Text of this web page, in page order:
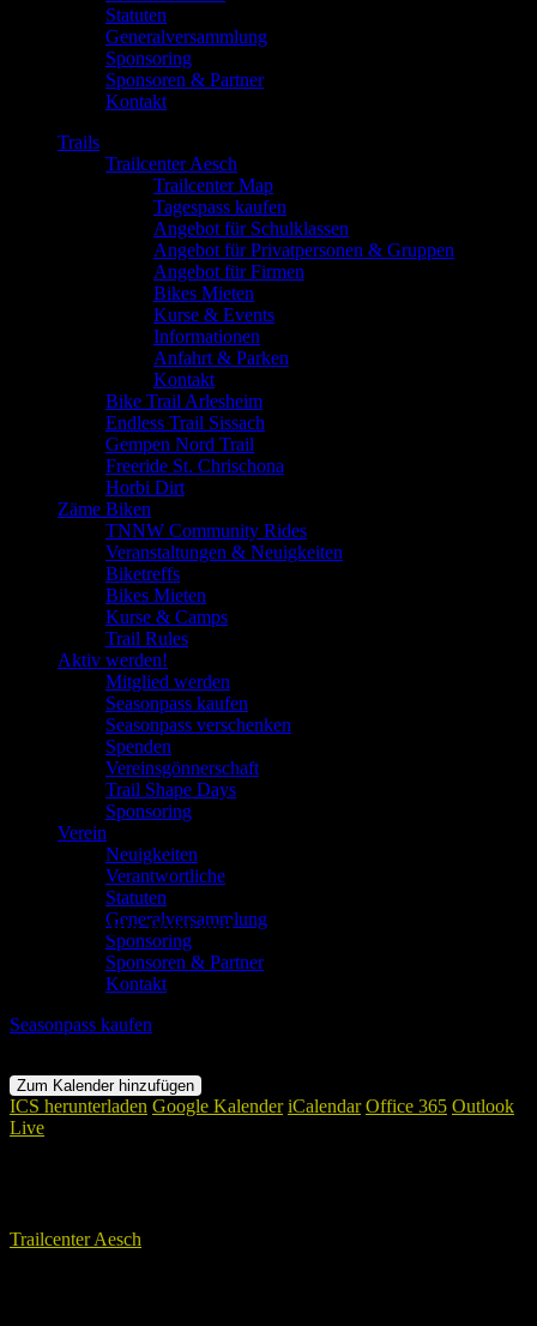
Statuten
Generalversammlung
Sponsoring
Sponsoren & Partner
Kontakt
Trails
Trailcenter Aesch
Trailcenter Map
Tagespass kaufen
Angebot für Schulklassen
Angebot für Privatpersonen & Gruppen
Angebot für Firmen
Bikes Mieten
Kurse & Events
Informationen
Anfahrt & Parken
Kontakt
Bike Trail Arlesheim
Endless Trail Sissach
Gempen Nord Trail
Freeride St. Chrischona
Horbi Dirt
Zäme Biken
TNNW Community Rides
Veranstaltungen & Neuigkeiten
Biketreffs
Bikes Mieten
Kurse & Camps
Trail Rules
Aktiv werden!
Mitglied werden
Seasonpass kaufen
Seasonpass verschenken
Spenden
Vereinsgönnerschaft
Trail Shape Days
Sponsoring
Verein
Neuigkeiten
Verantwortliche
Statuten
Generalversammlung
Sponsoring
Sponsoren & Partner
Kontakt
Seasonpass kaufen
Skills & Ride Weekend
14. Juni 2025 - 15. Juni 2025
Zum Kalender hinzufügen
ICS herunterladen Google Kalender iCalendar Office 365 Outlook
Live
Trailcenter Aesch